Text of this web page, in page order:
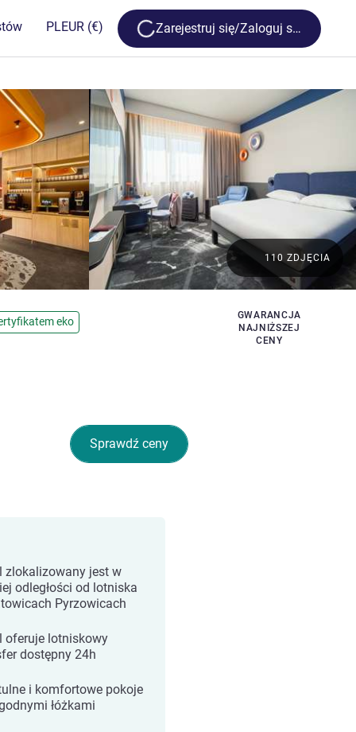
PLEUR (€) Loading...
Zarejestruj się/Zaloguj się
eko
GWARANCJA
NAJNIŻSZEJ
CENY
110 ZDJĘCIA
Sprawdź ceny
zlokalizowany jest w
odległości od lotniska
Pyrzowicach
oferuje lotniskowy
dostępny 24h
i komfortowe pokoje
łóżkami